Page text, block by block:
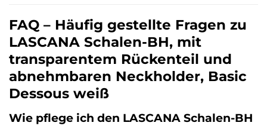
FAQ – Häufig gestellte Fragen zu
LASCANA Schalen-BH, mit
transparentem Rückenteil und
abnehmbaren Neckholder, Basic
Dessous weiß
Wie pflege ich den LASCANA Schalen-BH